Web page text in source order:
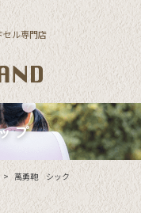
セル専門店
プ
> 萬勇鞄 シック